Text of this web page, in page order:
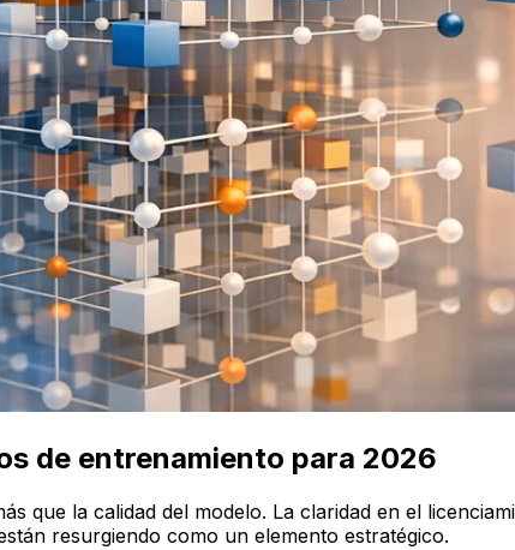
de entrenamiento para 2026
que la calidad del modelo. La claridad en el
resurgiendo como un elemento estratégico.